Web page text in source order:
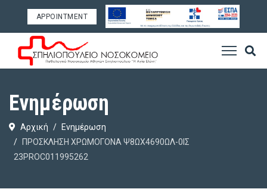
APPOINTMENT
Ενημέρωση
Αρχική
Ενημέρωση
ΠΡΟΣΚΛΗΣΗ ΧΡΩΜΟΓΟΝΑ Ψ8ΩΧ4690ΩΛ-0ΙΣ
23PROC011995262